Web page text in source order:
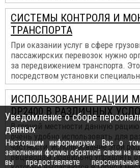
СИСТЕМЫ КОНТРОЛЯ И
ТРАНСПОРТА
При оказании услуг в сфере
пассажирских перевозок нужно
за передвижением транспорта.
посредством установки
ИСПОЛЬЗОВАНИЕ РАЦИИ
DP2400 В РАЗЛИЧНЫХ
В горной местности данную рацию
очень удобно использовать для
частности, использование этой
овцеводам правильно управлять
Уведомление о сборе
данных
Настоящим информируем Вас о
заполнении формы обратной связи на
вы предоставляете